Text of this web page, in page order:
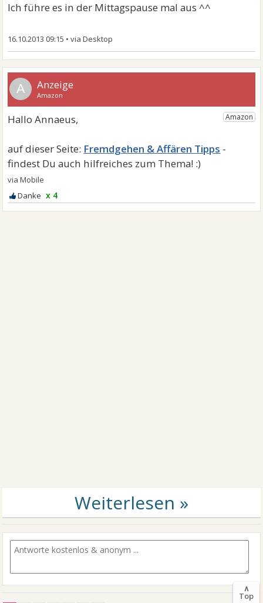
Ich führe es in der Mittagspause mal aus ^^
16.10.2013 09:15 •
A
Fremdgehen & Affären Tipps
x 4
∧
Top